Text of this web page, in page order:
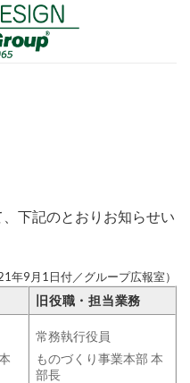
下記のとおりお知らせい
年9月1日付／グループ広報室）
旧役職・担当業務
常務執行役員
ものづくり事業本部 本
部長